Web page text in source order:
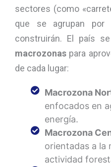
sectores (como
que se agrupan
construirán. El país
macrozonas para
de cada lugar:
Macrozona
enfocados en
energía.
Macrozona
orientadas a la
actividad